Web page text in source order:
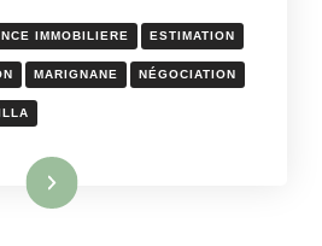
IMMOBILIERE ESTIMATION
MARIGNANE NÉGOCIATION
suite